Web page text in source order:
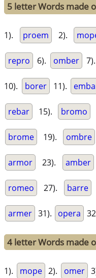
5 letter Words made
1). proem 2).
repro 6). omber 7).
10). borer 11).
rebar 15). bromo
brome 19). ombre
armor 23). amber
romeo 27). barre
armer 31). opera
4 letter Words made
1). mope 2). omer